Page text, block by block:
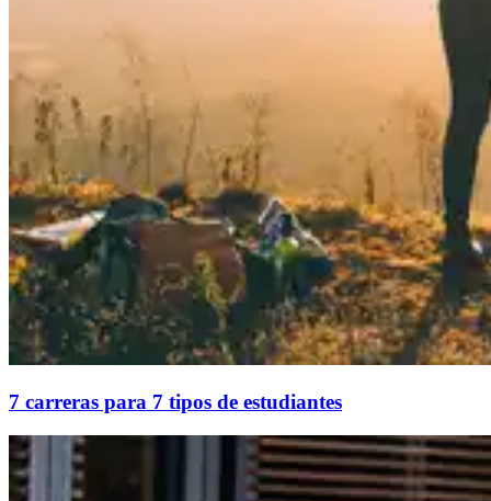
7 carreras para 7 tipos de estudiantes